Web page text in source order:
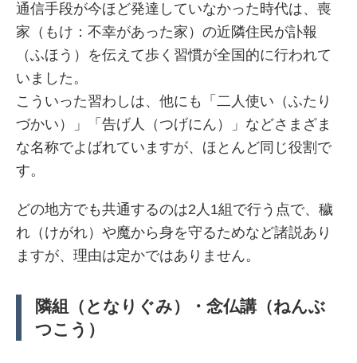
通信手段が今ほど発達していなかった時代は、喪
家（もけ：不幸があった家）の近隣住民が訃報
（ふほう）を伝えて歩く習慣が全国的に行われて
いました。
こういった習わしは、他にも「二人使い（ふたり
づかい）」「告げ人（つげにん）」などさまざま
な名称でよばれていますが、ほとんど同じ役割で
す。
どの地方でも共通するのは2人1組で行う点で、穢
れ（けがれ）や魔から身を守るためなど諸説あり
ますが、理由は定かではありません。
隣組（となりぐみ）・念仏講（ねんぶ
つこう）